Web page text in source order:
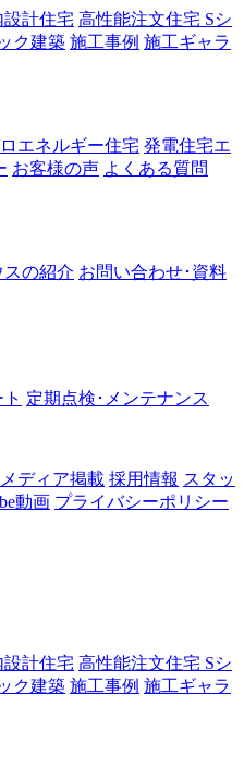
設計住宅 高性能注文住宅 Sシ
ク建築 施工事例 施工ギャラ
エネルギー住宅 発電住宅エ
お客様の声 よくある質問
の紹介 お問い合わせ･資料
定期点検･メンテナンス
ディア掲載 採用情報 スタッ
動画 プライバシーポリシー
設計住宅 高性能注文住宅 Sシ
ク建築 施工事例 施工ギャラ